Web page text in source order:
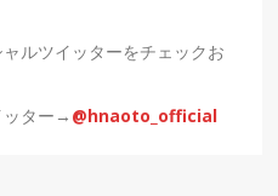
ルツイッターをチェックお
ッター→ @hnaoto_official